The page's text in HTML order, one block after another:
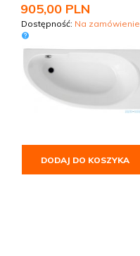
905,00 PLN
Dostępność: Na zamówienie
DODAJ DO KOSZYKA